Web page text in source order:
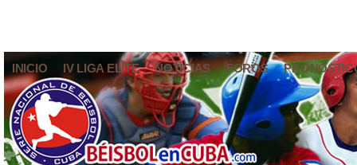
INICIO IV LIGA ELITE NOTICIAS FOROS